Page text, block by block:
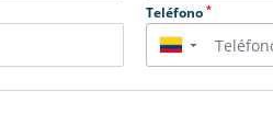
Teléfono *
▼